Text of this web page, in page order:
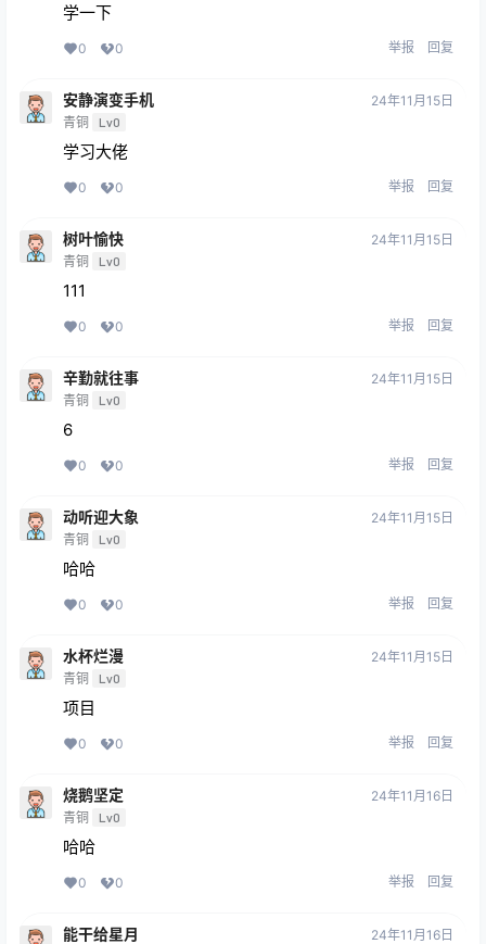
学一下
0 0 举报 回复
安静演变手机
青铜 Lv0
24年11月15日
学习大佬
0 0 举报 回复
树叶愉快
青铜 Lv0
24年11月15日
111
0 0 举报 回复
辛勤就往事
青铜 Lv0
24年11月15日
6
0 0 举报 回复
动听迎大象
青铜 Lv0
24年11月15日
哈哈
0 0 举报 回复
水杯烂漫
青铜 Lv0
24年11月15日
项目
0 0 举报 回复
烧鹅坚定
青铜 Lv0
24年11月16日
哈哈
0 0 举报 回复
能干给星月 24年11月16日